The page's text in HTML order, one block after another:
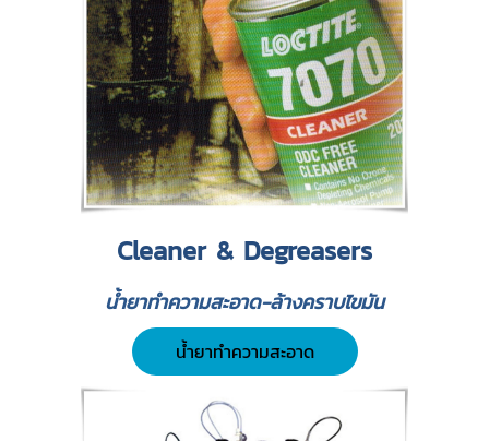
Cleaner & Degreasers
น้ำยาทำความสะอาด-ล้างคราบไขมัน
น้ำยาทำความสะอาด